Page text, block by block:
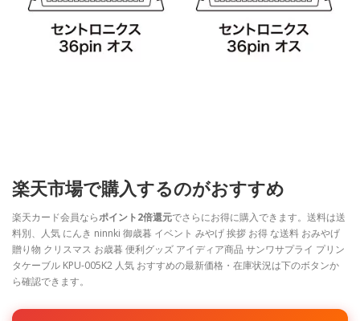
楽天市場で購入するのがおすすめ
楽天カード会員ならポイント2倍還元でさらにお得に購入できます。送料は送
料別、人気 にんき ninnki 御歳暮 イベント みやげ 挨拶 お得 な送料 おみやげ
贈り物 クリスマス お歳暮 便利グッズ アイディア商品 サンワサプライ プリン
タケーブル KPU-005K2 人気 おすすめの最新価格・在庫状況は下のボタンか
ら確認できます。